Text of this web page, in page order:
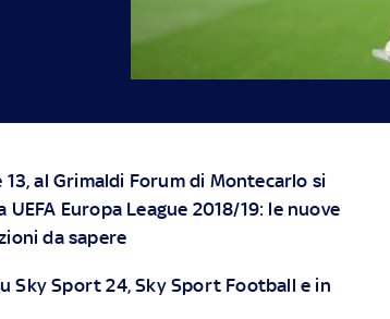
al Grimaldi Forum di Montecarlo si
Europa League 2018/19: le nuove
da sapere
Sky Sport 24, Sky Sport Football e in